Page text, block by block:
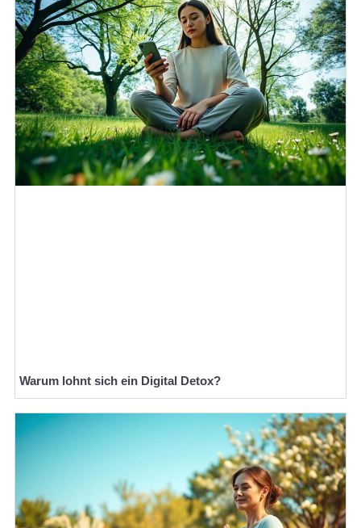
Warum lohnt sich ein Digital Detox?